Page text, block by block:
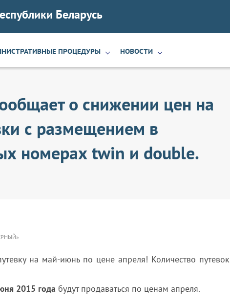
Беларусь
ПРОЦЕДУРЫ НОВОСТИ
о снижении цен на
с размещением в
номерах twin и double.
на май-июнь по цене апреля! Количество путевок
2015 года будут продаваться по ценам апреля.